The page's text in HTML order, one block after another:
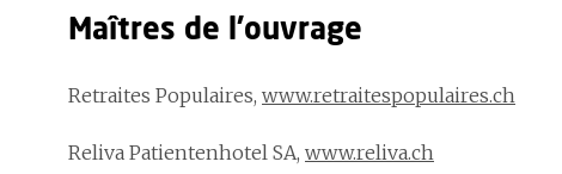
Maîtres de l'ouvrage
Retraites Populaires, www.retraitespopulaires.ch
Reliva Patientenhotel SA, www.reliva.ch